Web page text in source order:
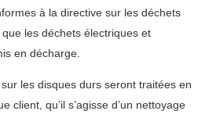
à la directive sur les déchets
les déchets électriques et
en décharge.
les disques durs seront traitées en
client, qu’il s’agisse d’un nettoyage